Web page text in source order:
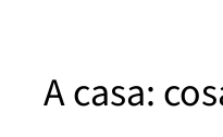
A casa: